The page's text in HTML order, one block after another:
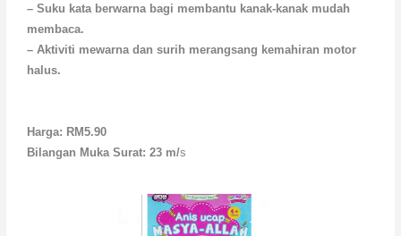
– Suku kata berwarna bagi membantu kanak-kanak mudah
membaca.
– Aktiviti mewarna dan surih merangsang kemahiran motor
halus.
Harga: RM5.90
Bilangan Muka Surat: 23 m/s